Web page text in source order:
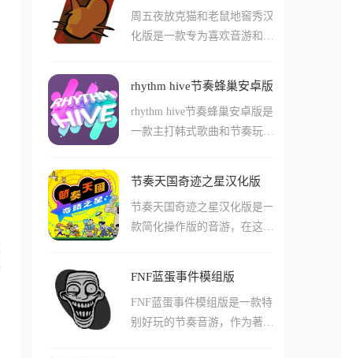
周五夜放克猫和老鼠地窖秀汉
化版是一款专为喜欢音游和各
玩家们可以体验到很多独居特
色的回合制玩法，还有很有趣
的角色驱动节奏玩法。游戏中
下正确的按键，还要看到角色
种不同类型的音游都十分有
趣，还有不少有趣的角色介
rhythm hive节奏蜂巢安卓版
rhythm hive节奏蜂巢安卓版是
一款主打韩式歌曲和节奏玩法
欢的明星，并且能够使用他们
真实演奏过的各种乐曲来游玩
节奏游戏。在这款游戏中还有
真人mv背景，让您在游玩节
的乐趣!游戏中还有不少的造
型皮肤等玩法，可以让玩家们
节奏天国奇迹之星汉化版
节奏天国奇迹之星汉化版是一
款简化操作版的音游，在这款
滑就能轻松过关了！游戏中收
录了八十多款节奏小游戏，从
雨伞开合、跨栏跳跃到飞盘抛
FNF蓝蛋事件模组版
FNF蓝蛋事件模组版是一款特
别好玩的节奏音游，作为著名